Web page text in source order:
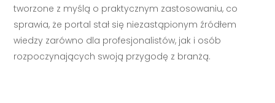
tworzone z myślą o praktycznym zastosowaniu, co
sprawia, że portal stał się niezastąpionym źródłem
wiedzy zarówno dla profesjonalistów, jak i osób
rozpoczynających swoją przygodę z branżą.